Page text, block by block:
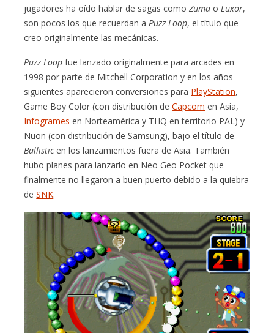
jugadores ha oído hablar de sagas comoZuma o Luxor,
son pocos los que recuerdan a Puzz Loop, el título que
creo originalmente las mecánicas.
Puzz Loop fue lanzado originalmente para arcades en
1998 por parte de Mitchell Corporation y en los años
siguientes aparecieron conversiones para PlayStation,
Game Boy Color (con distribución deCapcom en Asia,
Infogrames en Norteamérica y THQ en territorio PAL) y
Nuon (con distribución de Samsung), bajo el título de
Ballisticen los lanzamientos fuera de Asia. También
hubo planes para lanzarlo en Neo Geo Pocket que
finalmente no llegaron a buen puerto debido a la quiebra
deSNK.